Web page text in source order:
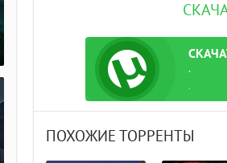
.
.
ПОХОЖИЕ ТОРРЕНТЫ